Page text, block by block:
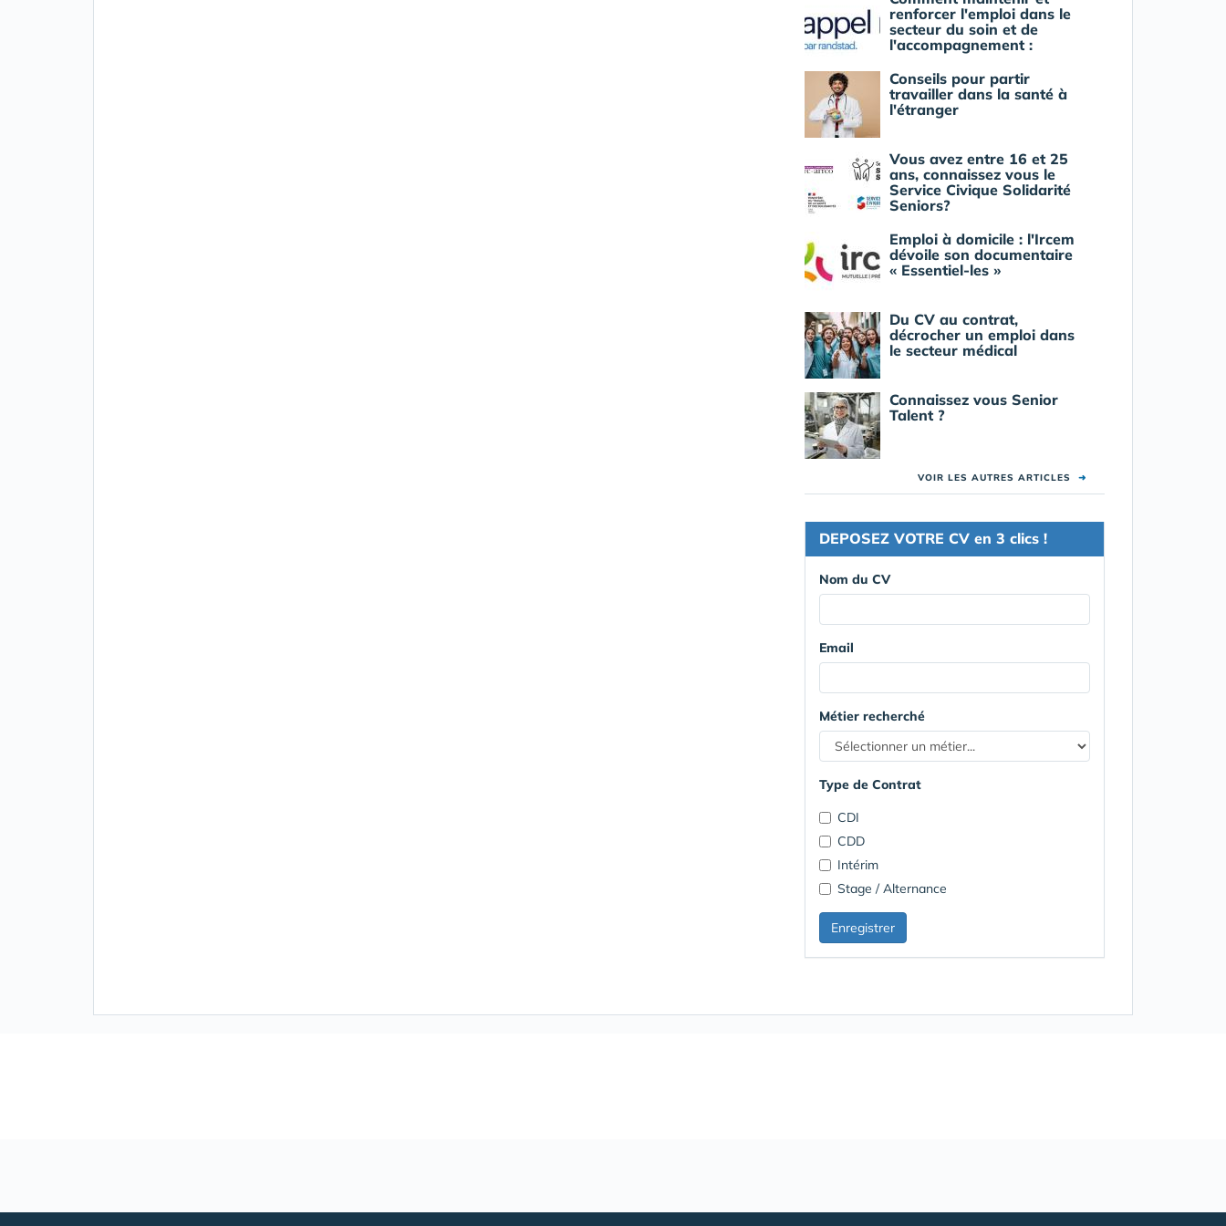
renforcer l'emploi dans le
secteur du soin et de
l'accompagnement :
Conseils pour partir
travailler dans la santé à
l'étranger
Vous avez entre 16 et 25
ans, connaissez vous le
Service Civique Solidarité
Seniors?
Emploi à domicile : l'Ircem
dévoile son documentaire
« Essentiel-les »
Du CV au contrat,
décrocher un emploi dans
le secteur médical
Connaissez vous Senior
Talent ?
VOIR LES AUTRES ARTICLES ➜
DEPOSEZ VOTRE CV en 3 clics !
Nom du CV
Email
Métier recherché
Type de Contrat
CDI
CDD
Intérim
Stage / Alternance